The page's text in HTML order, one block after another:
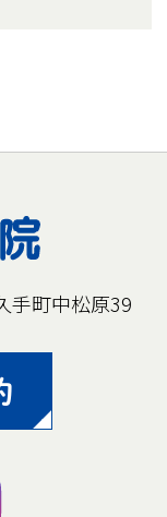
手町中松原39